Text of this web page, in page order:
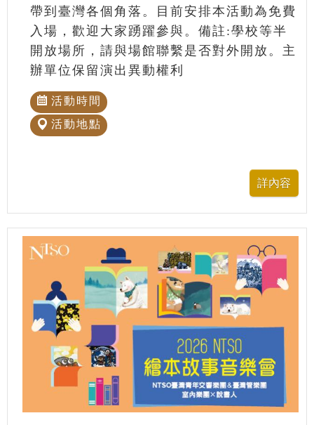
帶到臺灣各個角落。目前安排本活動為免費
入場，歡迎大家踴躍參與。備註:學校等半
開放場所，請與場館聯繫是否對外開放。主
辦單位保留演出異動權利
活動時間
活動地點